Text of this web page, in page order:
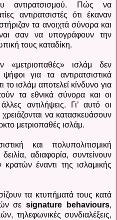
αντιρατσισμού. Πώς να
αντιρατσιστές ότι έκαναν
τα ανοιχτά σύνορα και
σαν να υπογράφουν την
τους καταδίκη.
«μετριοπαθές» ισλάμ δεν
για τα αντιρατσιστικά
ισλάμ αποτελεί κίνδυνο για
τα εθνικά σύνορα και οι
αντιλήψεις. Γι’ αυτό οι
χρειάζονται να κατασκευάσουν
μετριοπαθές ισλάμ.
και πολυπολιτισμική
αδιαφορία, συντείνουν
έναντι της ισλαμικής
τα κτυπήματά τους κατά
σεsignature behaviours,
τηλεφωνικές συνδιαλέξεις,